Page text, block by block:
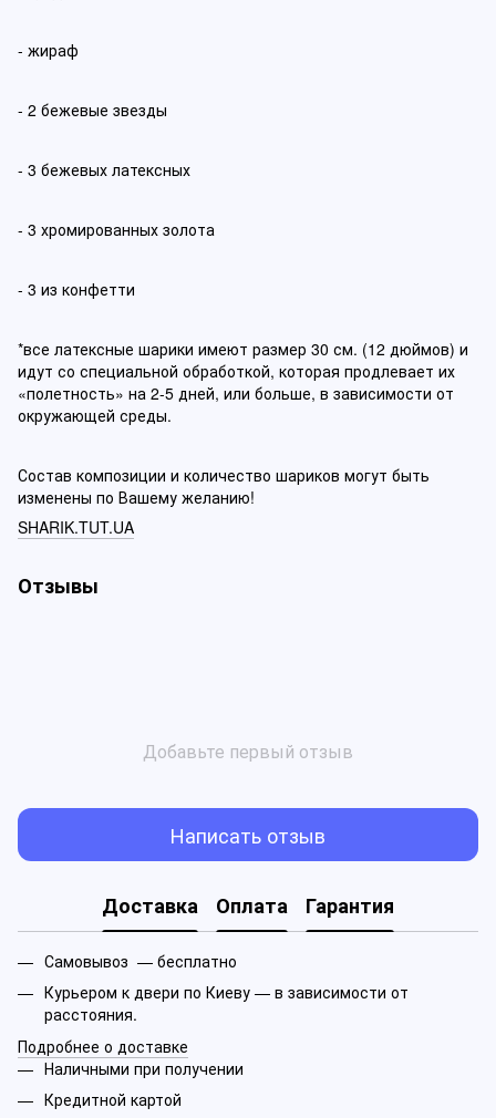
- жираф
- 2 бежевые звезды
- 3 бежевых латексных
- 3 хромированных золота
- 3 из конфетти
*все латексные шарики имеют размер 30 см. (12 дюймов) и
идут со специальной обработкой, которая продлевает их
«полетность» на 2-5 дней, или больше, в зависимости от
окружающей среды.
Состав композиции и количество шариков могут быть
изменены по Вашему желанию!
SHARIK.TUT.UA
Отзывы
Добавьте первый отзыв
Написать отзыв
Доставка Оплата Гарантия
Самовывоз — бесплатно
Курьером к двери по Киеву — в зависимости от
расстояния.
Подробнее о доставке
Наличными при получении
Кредитной картой